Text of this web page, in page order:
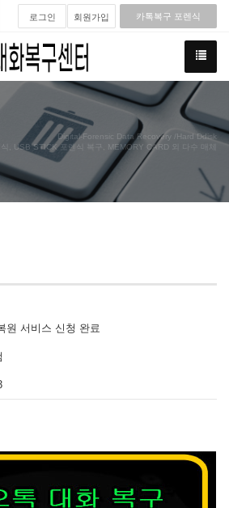
로그인 회원가입 카톡복구 포렌식
Digital-Forensic Data Recovery /Hard Ddisk
, USB STICK 포렌식 복구, MEMORY CARD 외 다수 매체
원 서비스 신청 완료